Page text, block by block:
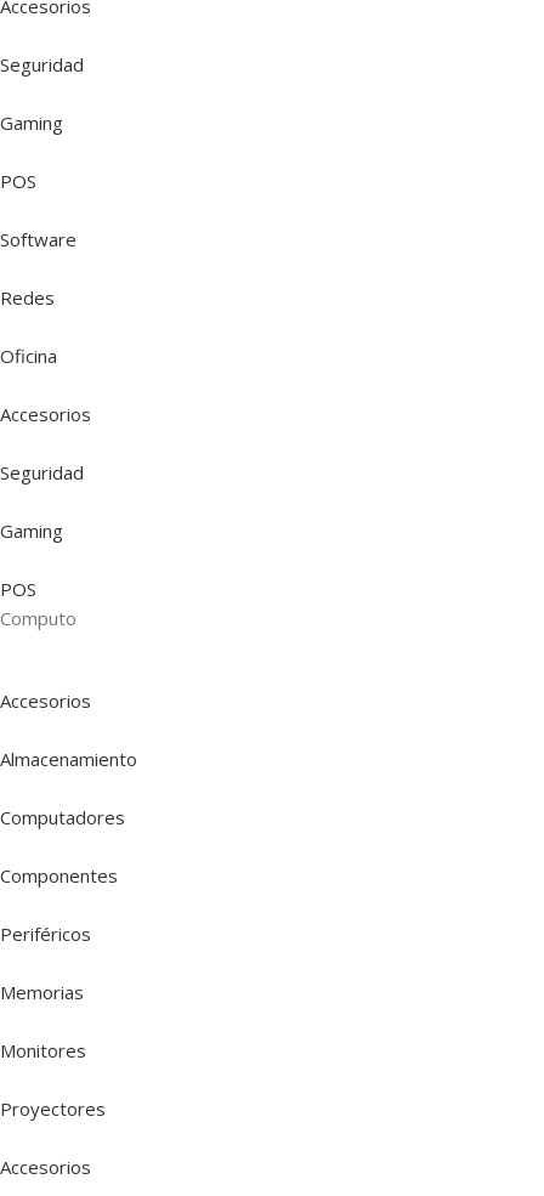
Accesorios
Seguridad
Gaming
POS
Software
Redes
Oficina
Accesorios
Seguridad
Gaming
POS
Computo
Accesorios
Almacenamiento
Computadores
Componentes
Periféricos
Memorias
Monitores
Proyectores
Accesorios